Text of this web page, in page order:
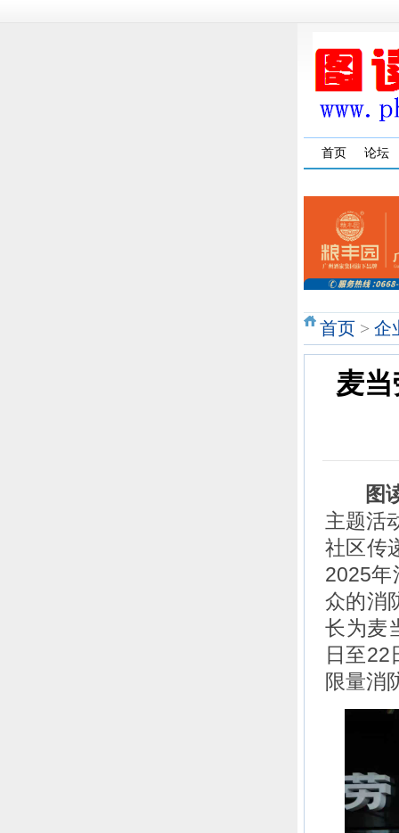
首页 论坛
首页 > 企
麦
图读
主题活
社区传
2025年
众的消
长为麦
日至22
限量消